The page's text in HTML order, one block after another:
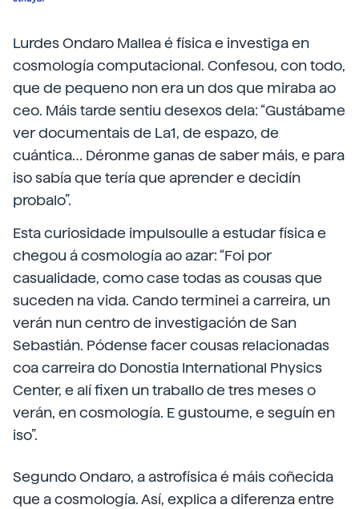
Lurdes Ondaro Mallea é física e investiga en
cosmología computacional. Confesou, con todo,
que de pequeno non era un dos que miraba ao
ceo. Máis tarde sentiu desexos dela: “Gustábame
ver documentais de La1, de espazo, de
cuántica… Déronme ganas de saber máis, e para
iso sabía que tería que aprender e decidín
probalo”.
Esta curiosidade impulsoulle a estudar física e
chegou á cosmología ao azar: “Foi por
casualidade, como case todas as cousas que
suceden na vida. Cando terminei a carreira, un
verán nun centro de investigación de San
Sebastián. Pódense facer cousas relacionadas
coa carreira do Donostia International Physics
Center, e alí fixen un traballo de tres meses o
verán, en cosmología. E gustoume, e seguín en
iso”.
Segundo Ondaro, a astrofísica é máis coñecida
que a cosmología. Así, explica a diferenza entre